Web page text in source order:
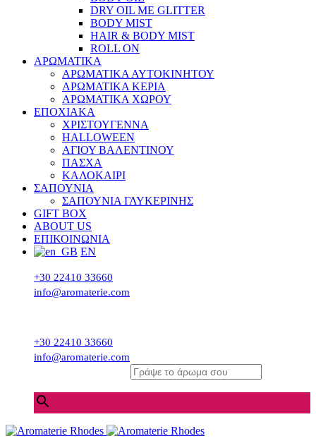
DRY OIL ΜΕ GLITTER
BODY MIST
HAIR & BODY MIST
ROLL ON
ΑΡΩΜΑΤΙΚΑ
ΑΡΩΜΑΤΙΚΑ ΑΥΤΟΚΙΝΗΤΟΥ
ΑΡΩΜΑΤΙΚΑ ΚΕΡΙΑ
ΑΡΩΜΑΤΙΚΑ ΧΩΡΟΥ
ΕΠΟΧΙΑΚΑ
ΧΡΙΣΤΟΥΓΕΝΝΑ
HALLOWEEN
ΑΓΙΟΥ ΒΑΛΕΝΤΙΝΟΥ
ΠΑΣΧΑ
ΚΑΛΟΚΑΙΡΙ
ΣΑΠΟΥΝΙΑ
ΣΑΠΟΥΝΙΑ ΓΛΥΚΕΡΙΝΗΣ
GIFT BOX
ABOUT US
ΕΠΙΚΟΙΝΩΝΙΑ
EN
+30 22410 33660
info@aromaterie.com
+30 22410 33660
info@aromaterie.com